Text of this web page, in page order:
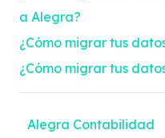
a Alegra?
¿Cómo migrar tus
¿Cómo migrar tus
Alegra Contabilidad